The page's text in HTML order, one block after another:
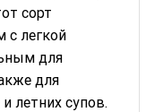
сорт
с легкой
для
для
летних супов.